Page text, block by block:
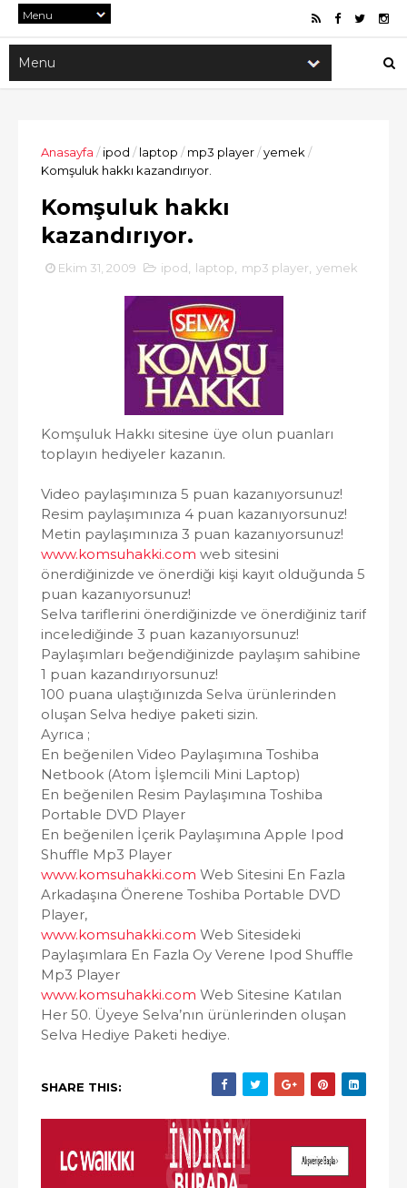
Anasayfa / ipod / laptop / mp3 player/yemek /
Komşuluk hakkı kazandırıyor.
Komşuluk hakkı
kazandırıyor.
Ekim 31, 2009 ipod laptop mp3 player yemek
Komşuluk Hakkı sitesine üye olun puanları
toplayın hediyeler kazanın.
Video paylaşımınıza 5 puan kazanıyorsunuz!
Resim paylaşımınıza 4 puan kazanıyorsunuz!
Metin paylaşımınıza 3 puan kazanıyorsunuz!
www.komsuhakki.com web sitesini
önerdiğinizde ve önerdiği kişi kayıt olduğunda 5
puan kazanıyorsunuz!
Selva tariflerini önerdiğinizde ve önerdiğiniz tarif
incelediğinde 3 puan kazanıyorsunuz!
Paylaşımları beğendiğinizde paylaşım sahibine
1 puan kazandırıyorsunuz!
100 puana ulaştığınızda Selva ürünlerinden
oluşan Selva hediye paketi sizin.
Ayrıca ;
En beğenilen Video Paylaşımına Toshiba
Netbook (Atom İşlemcili Mini Laptop)
En beğenilen Resim Paylaşımına Toshiba
Portable DVD Player
En beğenilen İçerik Paylaşımına Apple Ipod
Shuffle Mp3 Player
www.komsuhakki.com Web Sitesini En Fazla
Arkadaşına Önerene Toshiba Portable DVD
Player,
www.komsuhakki.com Web Sitesideki
Paylaşımlara En Fazla Oy Verene Ipod Shuffle
Mp3 Player
www.komsuhakki.com Web Sitesine Katılan
Her 50. Üyeye Selva’nın ürünlerinden oluşan
Selva Hediye Paketi hediye.
SHARE THIS: